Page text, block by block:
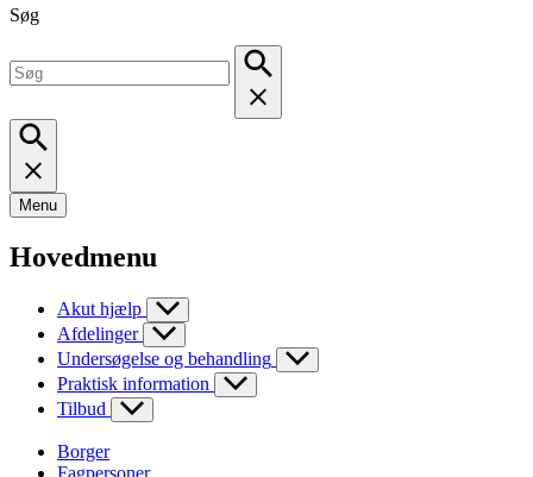
Søg
Menu
Hovedmenu
Akut hjælp
Afdelinger
Undersøgelse og behandling
Praktisk information
Tilbud
Borger